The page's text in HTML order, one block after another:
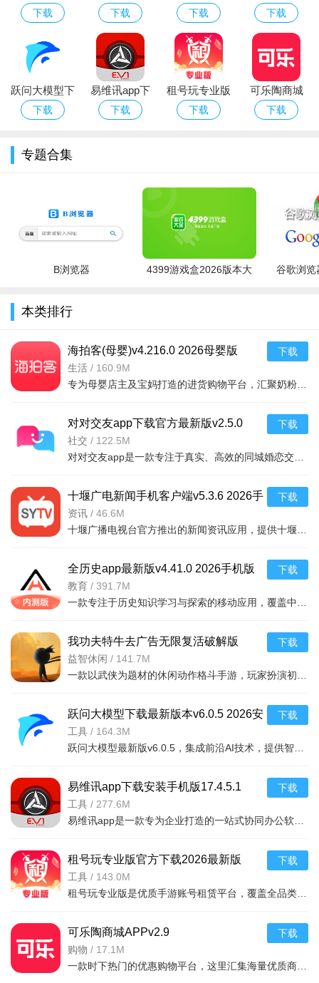
豌豆公主公众号整理达人图文，精选贴近中国读者的内容，
打造日系杂志式的公众号~一键关注，即刻拥有多本日系杂
志！
豌豆公主同款女性购物必备神器推荐
软件名称 一句话优势
严选品质家居服饰，性价比超高
品牌折扣特卖，正品低价天天有
花多多 专注女装穿搭，潮流款式更新快
凤凰电商 时尚女鞋箱包，款式新颖价格亲民
女王购
品牌折扣 大牌每日闪购，低至1折起限量抢
美团优选
豌豆公主女性购物APP特别说明
本软件为v6.70.6官方版，专为女性用户打造品质购物体验。
安装时请确保手机系统为Android 8.0/iOS 13及以上，预留至少
300MB存储空间。首次使用建议开启“智能推荐”功能，系统将根
性化数据授权，可随时关闭。常见问题：若出现闪退，请先清除
缓存（路径：我的-设置-清除缓存）并重启应用；若支付失败，
请检查支付宝/微信账户状态及网络连接，切勿重复提交订单。使
用注意事项：部分跨境商品需填写真实身份证信息用于清关，请
确保信息一致；特惠活动商品不支持7天无理由退换，购买前请仔
细阅读商品页“售后政策”。安装技巧：若从旧版本升级，建议先
冲突。每日签到可领积分，但连续断签超过3天积分将清零。客服
响应时间为9:00-22:00，紧急问题可拨打订单页“极速专线”。请定
期更新至最新版本以获取安全补丁。
下载
下载官方最新
版
下载
手机客户端
下载
新版
下载
跃问大模型下
载最新版本
下载
易维讯app下
载安装手机版
下载
租号玩专业版
官方下载2026
下载
可乐陶商城
APP
下载
专题合集
B浏览器
4399游戏盒2026版本大
谷歌浏览
本类排行
海拍客(母婴)v4.216.0 2026母婴版
生活 / 160.9M
下载
对对交友app下载官方最新版v2.5.0
2026安卓版
社交 / 122.5M
下载
十堰广电新闻手机客户端v5.3.6 2026手
机版
资讯 / 46.6M
下载
全历史app最新版v4.41.0 2026手机版
教育 / 391.7M
下载
我功夫特牛去广告无限复活破解版
v0.17.8 2026手机版
益智休闲 / 141.7M
下载
跃问大模型下载最新版本v6.0.5 2026安
卓版
工具 / 164.3M
下载
易维讯app下载安装手机版17.4.5.1
2026手机版
工具 / 277.6M
下载
租号玩专业版官方下载2026最新版
v4.1.2.1安卓版
工具 / 143.0M
下载
可乐陶商城APPv2.9
购物 / 17.1M
下载